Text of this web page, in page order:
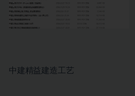
中建精益建造工艺